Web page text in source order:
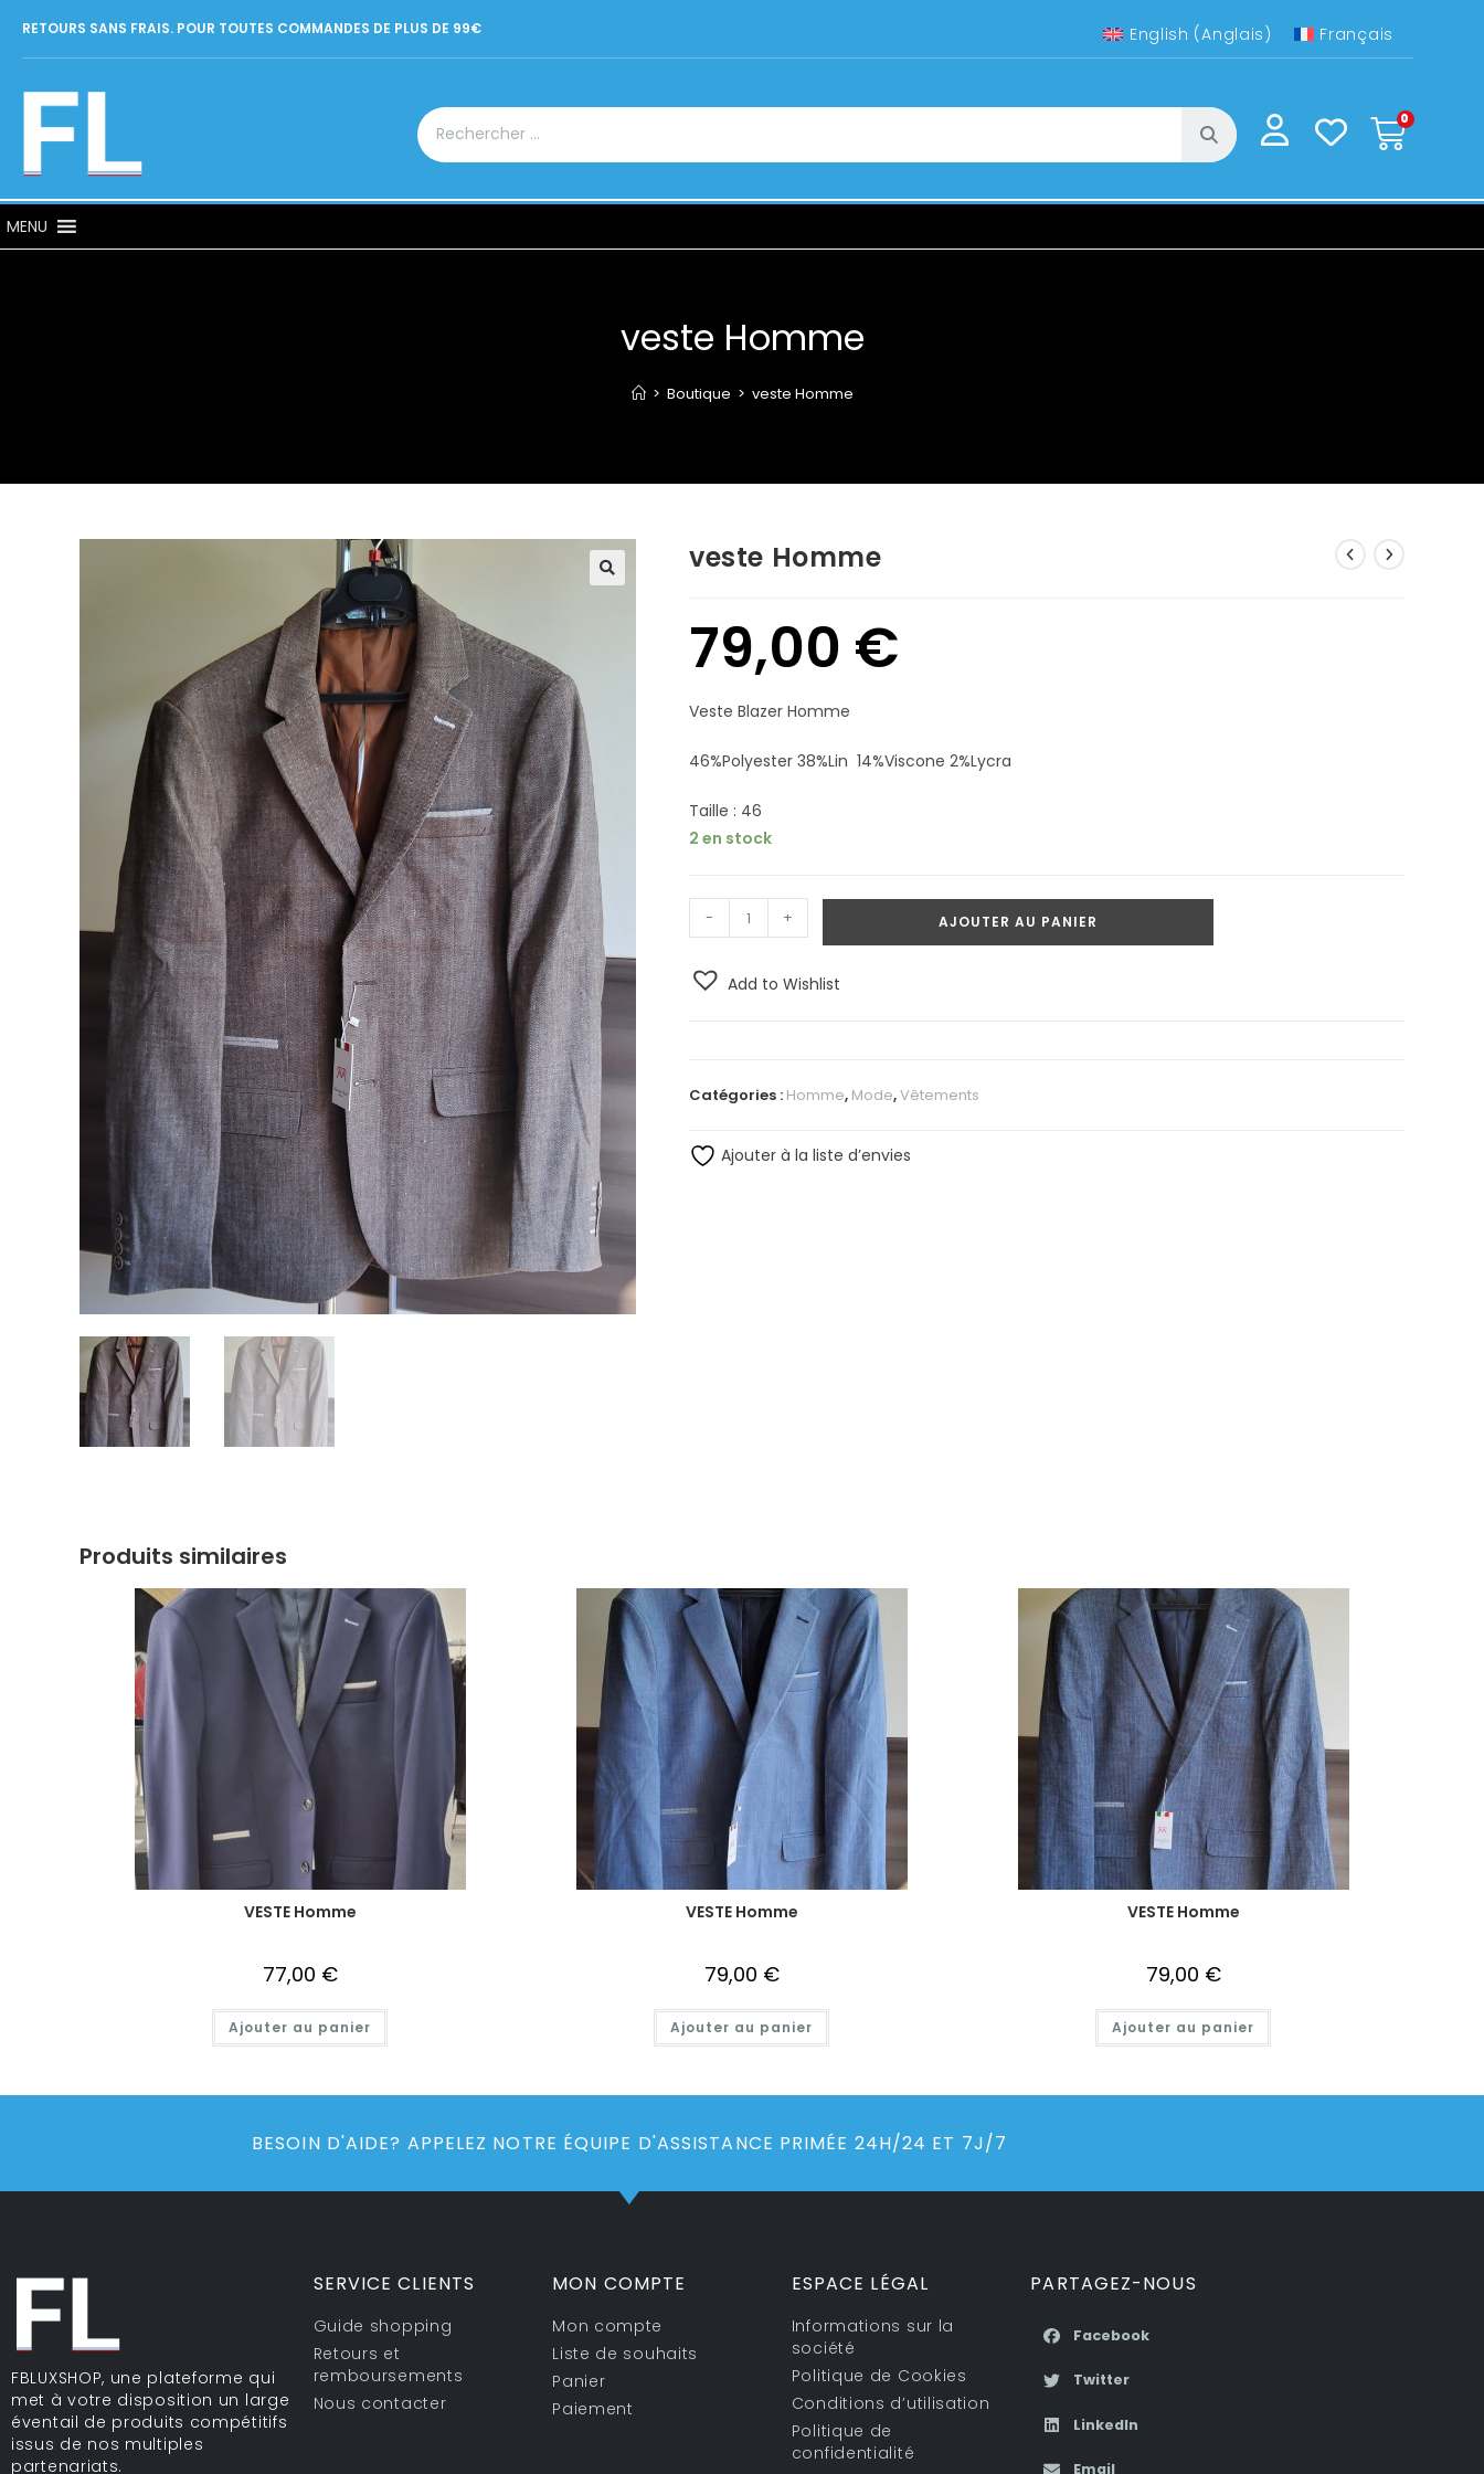
RETOURS SANS FRAIS. POUR TOUTES COMMANDES DE PLUS DE 99€ English (Anglais ) Français
0
MENU
veste Homme
> Boutique > veste Homme
veste Homme
79,00 €
Veste Blazer Homme
46%Polyester 38%Lin 14%Viscone 2%Lycra
Taille : 46
2 en stock
- + AJOUTER AU PANIER
Add to Wishlist
Catégories : Homme, Mode,Vêtements
Ajouter à la liste d’envies
Produits similaires
VESTE Homme
77,00 €
Ajouter au panier
VESTE Homme
79,00 €
Ajouter au panier
VESTE Homme
79,00 €
Ajouter au panier
BESOIN D'AIDE? APPELEZ NOTRE ÉQUIPE D'ASSISTANCE PRIMÉE 24H/24 ET 7J/7
FBLUXSHOP, une plateforme qui
met à votre disposition un large
éventail de produits compétitifs
issus de nos multiples
partenariats.
SERVICE CLIENTS
Guide shopping
Retours et
remboursements
Nous contacter
MON COMPTE
Mon compte
Liste de souhaits
Panier
Paiement
ESPACE LÉGAL
Informations sur la
société
Politique de Cookies
Conditions d’utilisation
Politique de
confidentialité
PARTAGEZ-NOUS
Facebook
Twitter
LinkedIn
Email